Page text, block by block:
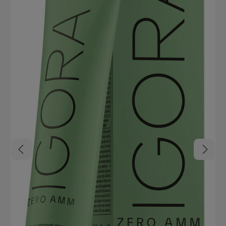
Menge der Color Fresh Maske in eine geeignete Färbeschale
kämmen, um Farbe gleichmäßig zu verteilen Einwirkzeit: 10
Pflege ist nicht nötig *Abhängig von der Nuance. Die 500ml
Masken Pumpe ist nicht im Lieferumfang enthalten, sondern muss
separat bestellt werden.